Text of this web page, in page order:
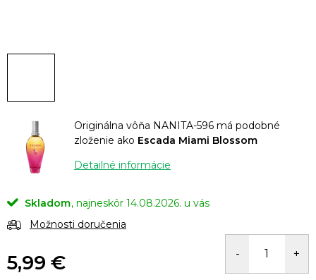
Originálna vôňa NANITA-596 má podobné
zloženie ako Escada Miami Blossom
Detailné informácie
Skladom
14.08.2026.
Možnosti doručenia
5,99 €